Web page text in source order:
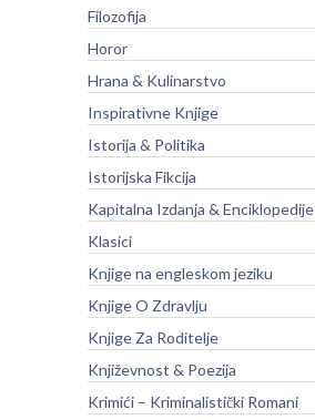
Filozofija
Horor
Hrana & Kulinarstvo
Inspirativne Knjige
Istorija & Politika
Istorijska Fikcija
Kapitalna Izdanja & Enciklopedije
Klasici
Knjige na engleskom jeziku
Knjige O Zdravlju
Knjige Za Roditelje
Književnost & Poezija
Krimići – Kriminalistički Romani